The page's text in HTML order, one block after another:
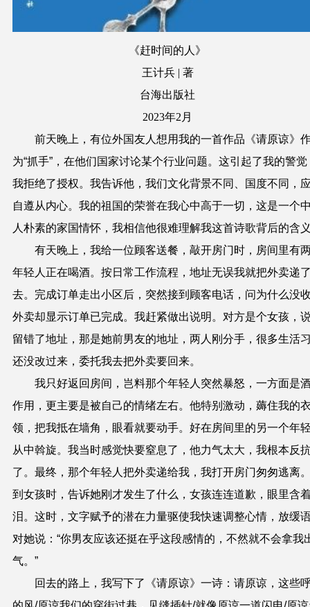
《赶时间的人》
王计兵 | 著
台海出版社
2023年2月
前天晚上，有位外国友人想用我的一首作品《请原谅》
为“抓手”，在他们国家讨论某个行业问题。这引起了我的警觉
我拒绝了授权。我告诉他，我们文化背景不同、国度不同，
自遵从内心。我的祖国的荣誉在我心中高于一切，这是一个
人朴素的家国情怀，我相信他很难理解我这首诗歌背后的含
有天晚上，我给一位顾客送餐，敲开房门时，房间里有
年轻人正在喝酒。按日常工作流程，地址无误我就把外卖递
去。完成订单走出小区后，突然接到顾客电话，问为什么没
外卖却显示订单已完成。我赶紧做出说明。对方是个女孩，
留错了地址，那是她前男友的地址，两人刚分手，很多生活
还没改过来，委托我去把外卖要回来。
我只好返回房间，岂料那个年轻人突然暴怒，一方面是
作用，更主要是被自己的情绪左右。他特别激动，薅住我的
领，把我抵在墙角，眼看就要动手。好在房间里的另一个年
从中斡旋。我当时感觉快要窒息了，他力气太大，我根本反
了。最终，那个年轻人把外卖递给我，我打开房门匆匆逃离
到女孩时，告诉她刚才发生了什么，女孩连连道歉，眼里含
泪。这时，文字赋予的潜在力量驱使我快速调整心情，放缓
对她说：“你男友应该还挺在乎这段感情的，不然就不会拿我
气。”
回去的路上，我写下了《请原谅》一诗： 请原谅，这些